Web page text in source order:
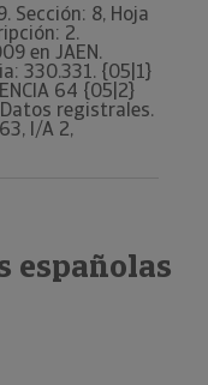
Sección: 8, Hoja
2.
en JAEN.
330.331. {05|1}
64 {05|2}
Datos registrales.
I/A 2,
españolas